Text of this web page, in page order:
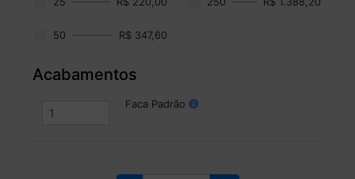
50 R$ 347,60
Acabamentos
Faca Padrão